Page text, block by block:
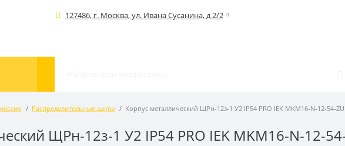
127486, г. Москва, ул. Ивана Сусанина, д 2/2
Распределительные щиты Корпус металлический ЩРн-12з-1 У2 IP54 PRO IEK MKM16-N-12-54-ZU
ЩРн-12з-1 У2 IP54 PRO IEK MKM16-N-12-